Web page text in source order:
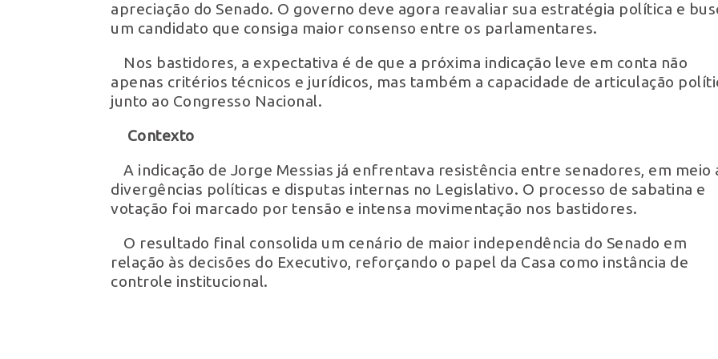
apreciação do Senado. O governo deve agora reavaliar sua estratégia política e
um candidato que consiga maior consenso entre os parlamentares.
Nos bastidores, a expectativa é de que a próxima indicação leve em conta não
apenas critérios técnicos e jurídicos, mas também a capacidade de articulação
junto ao Congresso Nacional.
Contexto
A indicação de Jorge Messias já enfrentava resistência entre senadores, em meio
divergências políticas e disputas internas no Legislativo. O processo de sabatina e
votação foi marcado por tensão e intensa movimentação nos bastidores.
O resultado final consolida um cenário de maior independência do Senado em
relação às decisões do Executivo, reforçando o papel da Casa como instância de
controle institucional.